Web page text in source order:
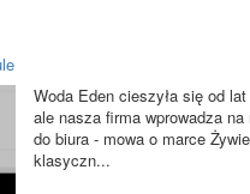
Woda Eden cieszyła się od
ale nasza firma wprowadza
do biura - mowa o marce
klasyczn...